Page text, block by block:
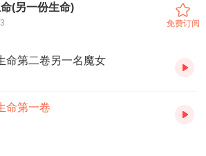
(另一份生命)
3 免费订阅
命第二卷另一名魔女
命第一卷